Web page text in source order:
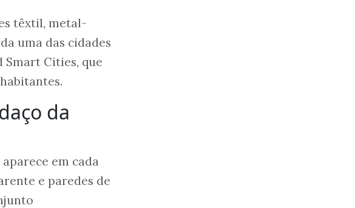
têxtil, metal-
uma das cidades
Smart Cities, que
da
aparece em cada
e paredes de